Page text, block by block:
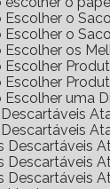
Escolher o
Escolher o
Escolher os
Escolher
Escolher
Escolher uma
Descartáveis
Descartáveis
Descartáveis
Descartáveis
Descartáveis